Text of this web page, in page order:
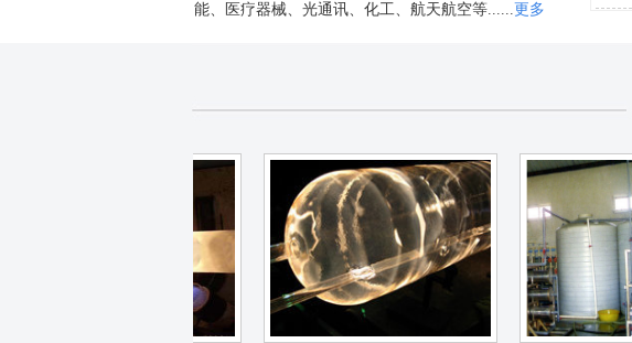
能、医疗器械、光通讯、化工、航天航空等......更多